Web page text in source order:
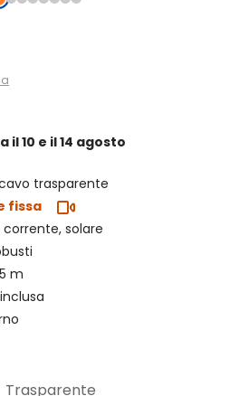
il 10 e il 14 agosto
trasparente
fissa
solare
m
Trasparente